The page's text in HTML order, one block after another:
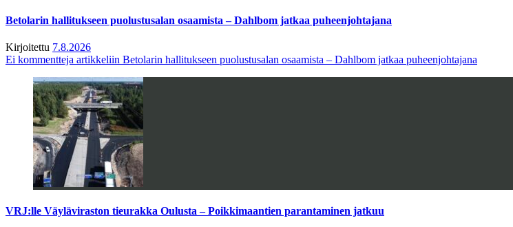
Betolarin hallitukseen puolustusalan osaamista – Dahlbom jatkaa puheenjohtajana
Kirjoitettu 7.8.2026
Ei kommentteja artikkeliin Betolarin hallitukseen puolustusalan osaamista – Dahlbom jatkaa puheenjohtajana
VRJ:lle Väyläviraston tieurakka Oulusta – Poikkimaantien parantaminen jatkuu